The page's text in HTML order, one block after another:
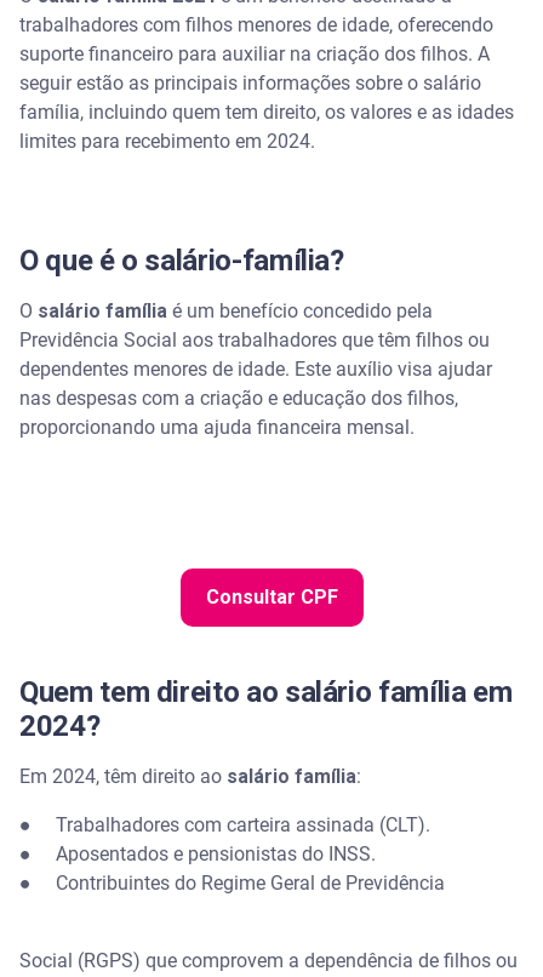
Quem tem direito ao salário família em 2024?
Assista | Novo Bolsa Família: mudanças, regras e
valores atualizados - Serasa
Como solicitar o salário família?
Assista | Tudo sobre o Auxílio Gás - Serasa Ensina
Dicas Importantes
Ambos os genitores podem receber o salário-
O salário-família precisa ser renovado?
trabalhadores com filhos menores de idade, oferecendo
suporte financeiro para auxiliar na criação dos filhos. A
seguir estão as principais informações sobre o salário
família, incluindo quem tem direito, os valores e as idades
limites para recebimento em 2024.
O que é o salário-família?
O salário família é um benefício concedido pela
Previdência Social aos trabalhadores que têm filhos ou
dependentes menores de idade. Este auxílio visa ajudar
nas despesas com a criação e educação dos filhos,
proporcionando uma ajuda financeira mensal.
Consultar CPF
Quem tem direito ao salário família em
2024?
Em 2024, têm direito ao salário família:
● Trabalhadores com carteira assinada (CLT).
● Aposentados e pensionistas do INSS.
● Contribuintes do Regime Geral de Previdência
Social (RGPS) que comprovem a dependência de filhos ou